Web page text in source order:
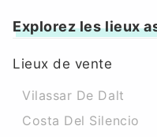
Explorez les lieux
Lieux de vente
Vilassar De Dalt
Costa Del Silencio